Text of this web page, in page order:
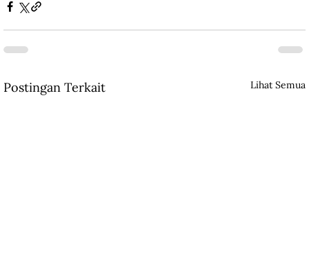
Postingan Terkait Lihat Semua